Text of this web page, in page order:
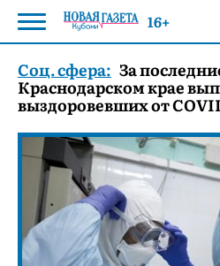
Соц. сфера: За
Краснодарском крае
выздоровевших от
16+